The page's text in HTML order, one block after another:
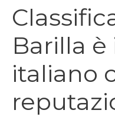
Barilla
italiano